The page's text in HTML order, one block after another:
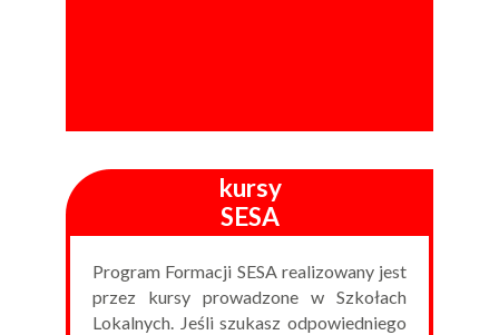
kursy
SESA
Program Formacji SESA realizowany jest
przez kursy prowadzone w Szkołach
Lokalnych. Jeśli szukasz odpowiedniego